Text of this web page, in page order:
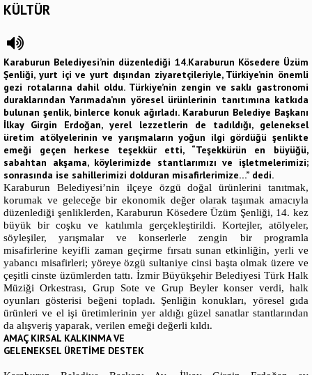
KÜLTÜR
Karaburun Belediyesi’nin düzenlediği 14.Karaburun Kösedere Üzüm
Şenliği, yurt içi ve yurt dışından ziyaretçileriyle, Türkiye’nin önemli
gezi rotalarına dahil oldu. Türkiye’nin zengin ve saklı gastronomi
duraklarından Yarımada’nın yöresel ürünlerinin tanıtımına katkıda
bulunan şenlik, binlerce konuk ağırladı. Karaburun Belediye Başkanı
İlkay Girgin Erdoğan, yerel lezzetlerin de tadıldığı, geleneksel
üretim atölyelerinin ve yarışmaların yoğun ilgi gördüğü şenlikte
emeği geçen herkese teşekkür etti, “Teşekkürün en büyüğü,
sabahtan akşama, köylerimizde stantlarımızı ve işletmelerimizi;
sonrasında ise sahillerimizi dolduran misafirlerimize…” dedi.
Karaburun Belediyesi’nin ilçeye özgü doğal ürünlerini tanıtmak,
korumak ve geleceğe bir ekonomik değer olarak taşımak amacıyla
düzenlediği şenliklerden, Karaburun Kösedere Üzüm Şenliği, 14. kez
büyük bir coşku ve katılımla gerçekleştirildi. Kortejler, atölyeler,
söyleşiler, yarışmalar ve konserlerle zengin bir programla
misafirlerine keyifli zaman geçirme fırsatı sunan etkinliğin, yerli ve
yabancı misafirleri; yöreye özgü sultaniye cinsi başta olmak üzere ve
çeşitli cinste üzümlerden tattı. İzmir Büyükşehir Belediyesi Türk Halk
Müziği Orkestrası, Grup Sote ve Grup Beyler konser verdi, halk
oyunları gösterisi beğeni topladı. Şenliğin konukları, yöresel gıda
ürünleri ve el işi üretimlerinin yer aldığı güzel sanatlar stantlarından
da alışveriş yaparak, verilen emeği değerli kıldı.
AMAÇ KIRSAL KALKINMA VE
GELENEKSEL ÜRETİME DESTEK